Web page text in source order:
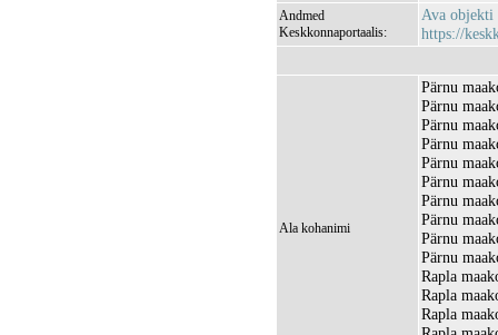
Andmed
Keskkonnaportaalis:
Ava objekti
https://
Ala kohanimi
Pärnu
Pärnu
Pärnu
Pärnu
Pärnu
Pärnu
Pärnu
Pärnu
Pärnu
Pärnu
Rapla
Rapla
Rapla